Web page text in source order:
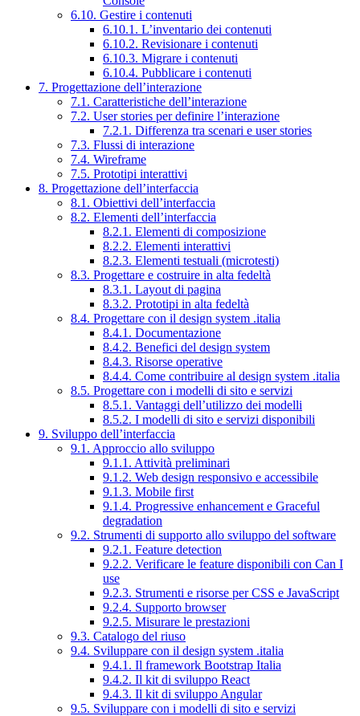
6.10. Gestire i contenuti
6.10.1. L’inventario dei contenuti
6.10.2. Revisionare i contenuti
6.10.3. Migrare i contenuti
6.10.4. Pubblicare i contenuti
7. Progettazione dell’interazione
7.1. Caratteristiche dell’interazione
7.2. User stories per definire l’interazione
7.2.1. Differenza tra scenari e user stories
7.3. Flussi di interazione
7.4. Wireframe
7.5. Prototipi interattivi
8. Progettazione dell’interfaccia
8.1. Obiettivi dell’interfaccia
8.2. Elementi dell’interfaccia
8.2.1. Elementi di composizione
8.2.2. Elementi interattivi
8.2.3. Elementi testuali (microtesti)
8.3. Progettare e costruire in alta fedeltà
8.3.1. Layout di pagina
8.3.2. Prototipi in alta fedeltà
8.4. Progettare con il design system .italia
8.4.1. Documentazione
8.4.2. Benefici del design system
8.4.3. Risorse operative
8.4.4. Come contribuire al design system .italia
8.5. Progettare con i modelli di sito e servizi
8.5.1. Vantaggi dell’utilizzo dei modelli
8.5.2. I modelli di sito e servizi disponibili
9. Sviluppo dell’interfaccia
9.1. Approccio allo sviluppo
9.1.1. Attività preliminari
9.1.2. Web design responsivo e accessibile
9.1.3. Mobile first
9.1.4. Progressive enhancement e Graceful
degradation
9.2. Strumenti di supporto allo sviluppo del software
9.2.1. Feature detection
9.2.2. Verificare le feature disponibili con Can I
use
9.2.3. Strumenti e risorse per CSS e JavaScript
9.2.4. Supporto browser
9.2.5. Misurare le prestazioni
9.3. Catalogo del riuso
9.4. Sviluppare con il design system .italia
9.4.1. Il framework Bootstrap Italia
9.4.2. Il kit di sviluppo React
9.4.3. Il kit di sviluppo Angular
9.5. Sviluppare con i modelli di sito e servizi